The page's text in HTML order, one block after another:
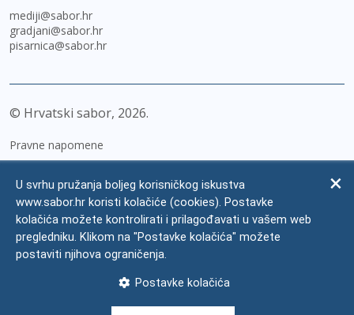
mediji@sabor.hr
gradjani@sabor.hr
pisarnica@sabor.hr
© Hrvatski sabor, 2026
Pravne napomene
Zaštita osobnih podataka
Impressum
Česta pitanja
U svrhu pružanja boljeg korisničkog iskustva
www.sabor.hr koristi kolačiće (cookies). Postavke
kolačića možete kontrolirati i prilagođavati u vašem web
pregledniku. Klikom na "Postavke kolačića" možete
postaviti njihova ograničenja.
Postavke kolačića